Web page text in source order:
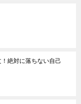
！絶対に落ちない自己